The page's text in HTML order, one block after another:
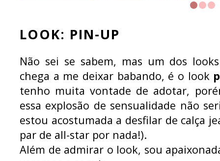
LOOK: PIN-UP
Não sei se sabem, mas um dos
chega a me deixar babando, é o look
tenho muita vontade de adotar,
essa explosão de sensualidade não
estou acostumada a desfilar de calça
par de all-star por nada!).
Além de admirar o look, sou